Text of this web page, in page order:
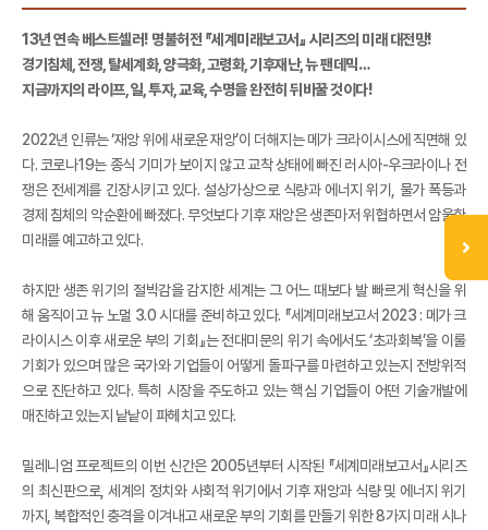
13년 연속 베스트셀러! 명불허전 『세계미래보고서』 시리즈의 미래 대전망!
경기침체, 전쟁, 탈세계화, 양극화, 고령화, 기후재난, 뉴 팬데믹…
지금까지의 라이프, 일, 투자, 교육, 수명을 완전히 뒤바꿀 것이다!
2022년 인류는 ‘재앙 위에 새로운 재앙’이 더해지는 메가 크라이시스에 직면해 있
다. 코로나19는 종식 기미가 보이지 않고 교착 상태에 빠진 러시아-우크라이나 전
쟁은 전세계를 긴장시키고 있다. 설상가상으로 식량과 에너지 위기, 물가 폭등과
경제 침체의 악순환에 빠졌다. 무엇보다 기후 재앙은 생존마저 위협하면서 암울한
미래를 예고하고 있다.
하지만 생존 위기의 절박감을 감지한 세계는 그 어느 때보다 발 빠르게 혁신을 위
해 움직이고 뉴 노멀 3.0 시대를 준비하고 있다. 『세계미래보고서 2023 : 메가 크
라이시스 이후 새로운 부의 기회』는 전대미문의 위기 속에서도 ‘초과회복’을 이룰
기회가 있으며 많은 국가와 기업들이 어떻게 돌파구를 마련하고 있는지 전방위적
으로 진단하고 있다. 특히 시장을 주도하고 있는 핵심 기업들이 어떤 기술개발에
매진하고 있는지 낱낱이 파헤치고 있다.
밀레니엄 프로젝트의 이번 신간은 2005년부터 시작된 『세계미래보고서』시리즈
의 최신판으로, 세계의 정치와 사회적 위기에서 기후 재앙과 식량 및 에너지 위기
까지, 복합적인 충격을 이겨내고 새로운 부의 기회를 만들기 위한 8가지 미래 시나